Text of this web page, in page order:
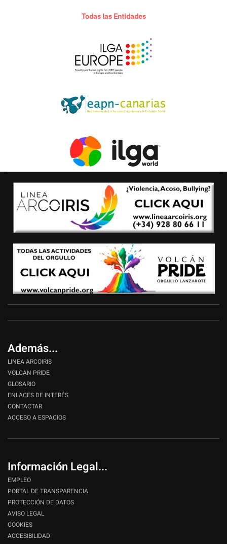
Todas las Entidades
Además...
LINEA ARCOIRIS
VOLCAN PRIDE
GLOSARIO
ENLACES DE INTERÉS
CONTACTAR
ACCESO A ESPACIOS
Información Legal...
EMPLEO
PORTAL DE TRANSPARENCIA
PROTECCIÓN DE DATOS
AVISO LEGAL
COOKIES
ACCESIBILIDAD